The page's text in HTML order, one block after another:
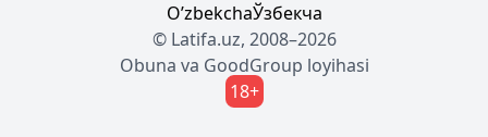
OʼzbekchaЎзбекча
© Latifa.uz, 2008–2026
Obuna va GoodGroup loyihasi
18+